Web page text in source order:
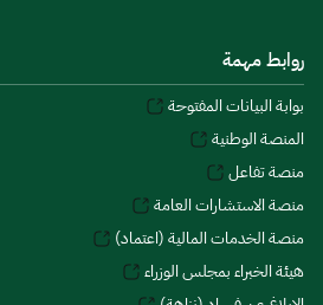
روابط مهمة
بوابة البيانات المفتوحة
المنصة الوطنية
منصة تفاعل
منصة الاستشارات العامة
منصة الخدمات المالية (اعتماد)
هيئة الخبراء بمجلس الوزراء